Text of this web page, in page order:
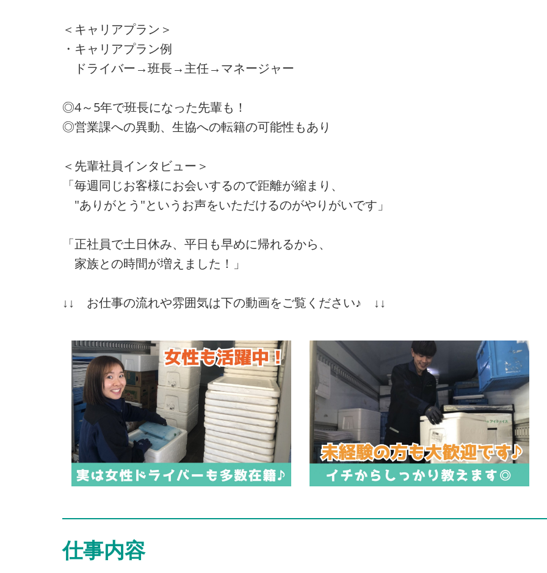
＜キャリアプラン＞
・キャリアプラン例
ドライバー→班長→主任→マネージャー
◎4～5年で班長になった先輩も！
◎営業課への異動、生協への転籍の可能性もあり
＜先輩社員インタビュー＞
「毎週同じお客様にお会いするので距離が縮まり、
"ありがとう"というお声をいただけるのがやりがいです」
「正社員で土日休み、平日も早めに帰れるから、
家族との時間が増えました！」
↓↓ お仕事の流れや雰囲気は下の動画をご覧ください♪ ↓↓
仕事内容